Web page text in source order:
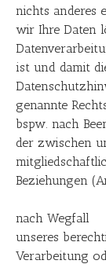
nichts anderes
wir Ihre Daten
ist und damit
genannte
bspw. nach
der zwischen
Beziehungen
nach Wegfall
unseres
Verarbeitung